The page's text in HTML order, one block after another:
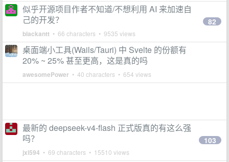
似乎开源项目作者不知道/不想利用 AI 来加速自
己的开发？
blackantt • 66 characters • 9535 views
82
桌面端小工具(Wails/Tauri) 中 Svelte 的份额有
20% ~ 25% 甚至更高，这是真的吗
awesomePower • 40 characters • 654 views
最新的 deepseek-v4-flash 正式版真的有这么强
吗？
jxl594 • 69 characters • 15510 views
103